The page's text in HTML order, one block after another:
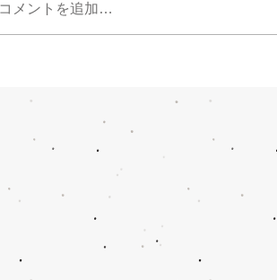
コメントを追加…